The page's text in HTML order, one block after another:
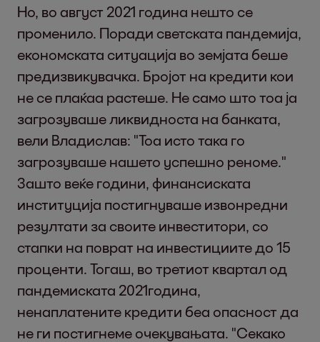
Но, во август 2021 година нешто се
променило. Поради светската пандемија,
економската ситуација во земјата беше
предизвикувачка. Бројот на кредити кои
не се плаќаа растеше. Не само што тоа ја
загрозуваше ликвидноста на банката,
вели Владислав: "Тоа исто така го
загрозуваше нашето успешно реноме."
Зашто веќе години, финансиската
институција постигнуваше извонредни
резултати за своите инвеститори, со
стапки на поврат на инвестициите до 15
проценти. Тогаш, во третиот квартал од
пандемиската 2021година,
ненаплатените кредити беа опасност да
не ги постигнеме очекувањата. "Секако